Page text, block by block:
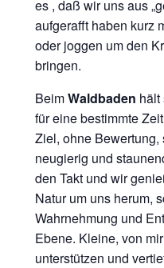
es , daß wir uns aus
aufgerafft haben kurz
oder joggen um den
bringen.
BeimWaldbaden hält
für eine bestimmte
Ziel, ohne
neugierig und
den Takt und wir
Natur um uns herum,
Wahrnehmung und
Ebene. Kleine, von
unterstützen und